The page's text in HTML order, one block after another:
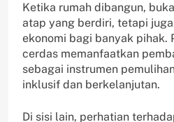
Ketika rumah dibangun,
atap yang berdiri, tetapi
ekonomi bagi banyak pihak.
cerdas memanfaatkan
sebagai instrumen
inklusif dan berkelanjutan.
Di sisi lain, perhatian